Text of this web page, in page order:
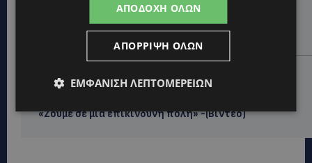
ΝΙΚΟΣ ΚΑΖΑΝΤΖΑΚΗΣ: Γιατί το έργο του εξακολουθεί
ΝΟΣΟΚΟΜΕΙΟ ΛΕΜΕΣΟΥ: «Θα γινόμουν εγώ τα μάτια
«Ζούμε σε μια επικίνδυνη πόλη» -(Βίντεο)
ΑΠΟΔΟΧΉ ΌΛΩΝ
ΑΠΌΡΡΙΨΗ ΌΛΩΝ
ΕΜΦΆΝΙΣΗ ΛΕΠΤΟΜΕΡΕΙΏΝ